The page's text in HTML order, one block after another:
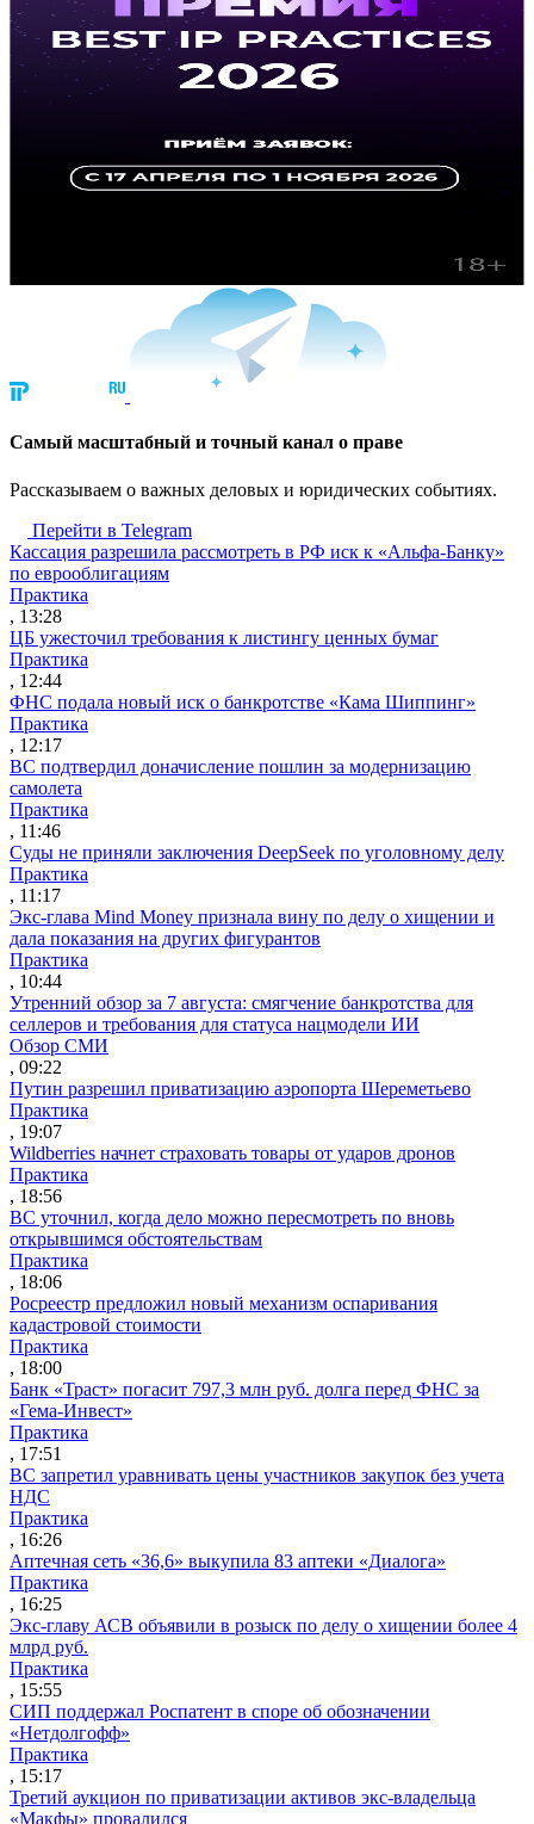
Cамый масштабный и точный канал о праве
Рассказываем о важных деловых и юридических событиях.
Перейти в Telegram
Кассация разрешила рассмотреть в РФ иск к «Альфа-Банку»
по еврооблигациям
Практика
, 13:28
ЦБ ужесточил требования к листингу ценных бумаг
Практика
, 12:44
ФНС подала новый иск о банкротстве «Кама Шиппинг»
Практика
, 12:17
ВС подтвердил доначисление пошлин за модернизацию
самолета
Практика
, 11:46
Суды не приняли заключения DeepSeek по уголовному делу
Практика
, 11:17
Экс-глава Mind Money признала вину по делу о хищении и
дала показания на других фигурантов
Практика
, 10:44
Утренний обзор за 7 августа: смягчение банкротства для
селлеров и требования для статуса нацмодели ИИ
Обзор СМИ
, 09:22
Путин разрешил приватизацию аэропорта Шереметьево
Практика
, 19:07
Wildberries начнет страховать товары от ударов дронов
Практика
, 18:56
ВС уточнил, когда дело можно пересмотреть по вновь
открывшимся обстоятельствам
Практика
, 18:06
Росреестр предложил новый механизм оспаривания
кадастровой стоимости
Практика
, 18:00
Банк «Траст» погасит 797,3 млн руб. долга перед ФНС за
«Гема-Инвест»
Практика
, 17:51
ВС запретил уравнивать цены участников закупок без учета
НДС
Практика
, 16:26
Аптечная сеть «36,6» выкупила 83 аптеки «Диалога»
Практика
, 16:25
Экс-главу АСВ объявили в розыск по делу о хищении более 4
млрд руб.
Практика
, 15:55
СИП поддержал Роспатент в споре об обозначении
«Нетдолгофф»
Практика
, 15:17
Третий аукцион по приватизации активов экс-владельца
«Макфы» провалился